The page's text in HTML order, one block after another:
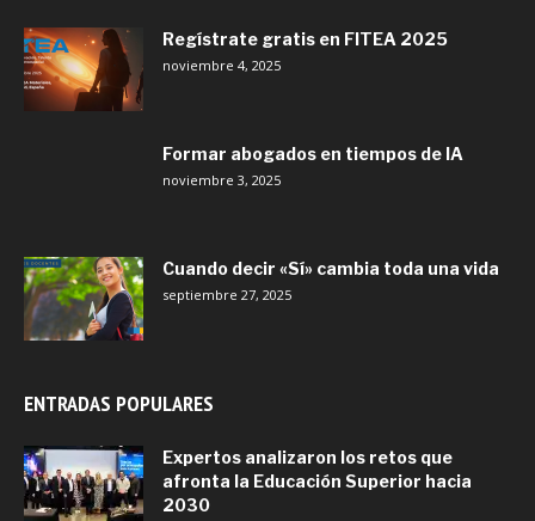
Regístrate gratis en FITEA 2025
noviembre 4, 2025
Formar abogados en tiempos de IA
noviembre 3, 2025
Cuando decir «Sí» cambia toda una vida
septiembre 27, 2025
ENTRADAS POPULARES
Expertos analizaron los retos que
afronta la Educación Superior hacia
2030